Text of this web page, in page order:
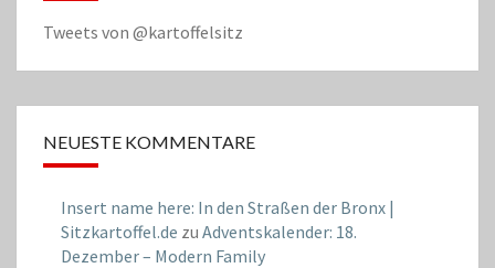
Tweets von @kartoffelsitz
NEUESTE KOMMENTARE
Insert name here: In den Straßen der Bronx |
Sitzkartoffel.de zu Adventskalender: 18.
Dezember – Modern Family